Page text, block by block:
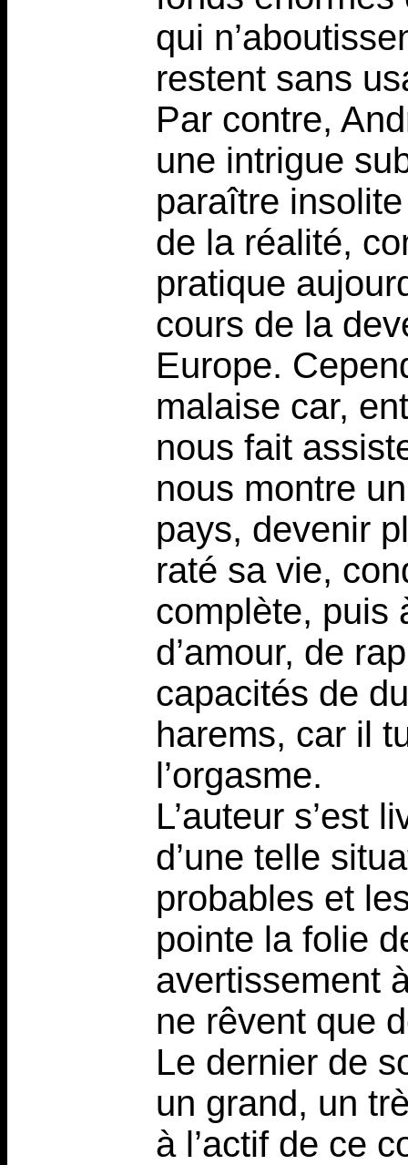
qui
restent sans
Par contre,
une intrigue
paraître
de la réalité,
pratique
cours de la
Europe.
malaise car,
nous fait
nous montre
pays, devenir
raté sa vie,
complète, puis
d’amour, de
capacités de
harems, car il
l’orgasme.
L’auteur s’est
d’une telle
probables et
pointe la folie
avertissement
ne rêvent que
Le dernier de
un grand, un
à l’actif de ce